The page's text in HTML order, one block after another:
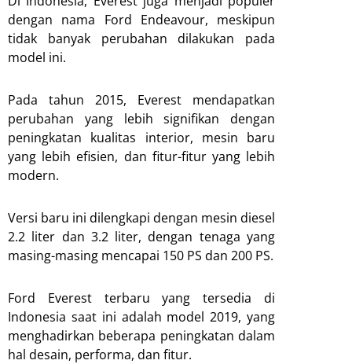
dengan nama Ford Endeavour, meskipun
tidak banyak perubahan dilakukan pada
model ini.
Pada tahun 2015, Everest mendapatkan
perubahan yang lebih signifikan dengan
peningkatan kualitas interior, mesin baru
yang lebih efisien, dan fitur-fitur yang lebih
modern.
Versi baru ini dilengkapi dengan mesin diesel
2.2 liter dan 3.2 liter, dengan tenaga yang
masing-masing mencapai 150 PS dan 200 PS.
Ford Everest terbaru yang tersedia di
Indonesia saat ini adalah model 2019, yang
menghadirkan beberapa peningkatan dalam
hal desain, performa, dan fitur.